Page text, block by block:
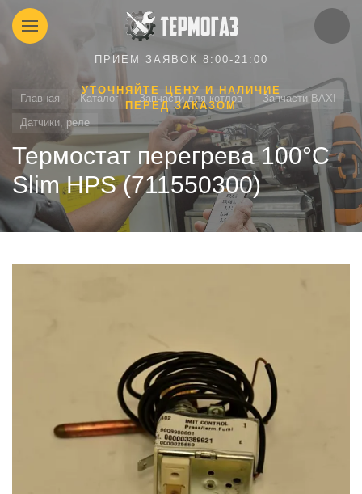
ПРИЕМ ЗАЯВОК 8:00-21:00
УТОЧНЯЙТЕ ЦЕНУ И НАЛИЧИЕ
ПЕРЕД ЗАКАЗОМ
Главная Каталог Запчасти для котлов
Запчасти BAXI
Датчики, реле
Термостат перегрева 100°C
Slim HPS (711550300)